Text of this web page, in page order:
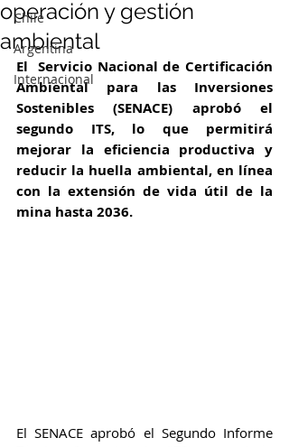
Chile
Argentina
Internacional
operación y gestión
ambiental
El  Servicio Nacional de Certificación
Ambiental para las Inversiones
Sostenibles (SENACE) aprobó el
segundo ITS, lo que permitirá
mejorar la eficiencia productiva y
reducir la huella ambiental, en línea
con la extensión de vida útil de la
mina hasta 2036.
El SENACE aprobó el Segundo Informe